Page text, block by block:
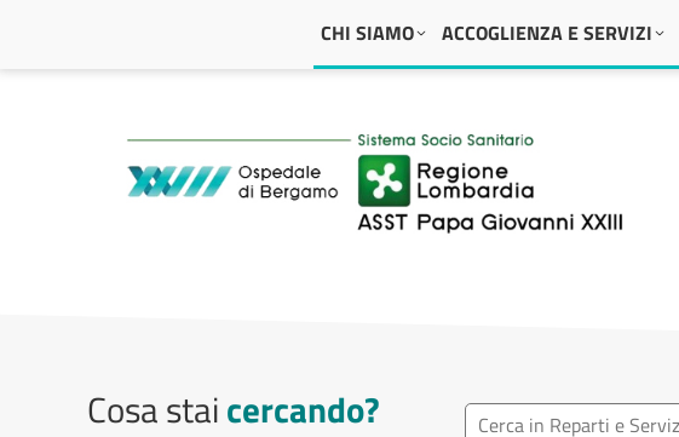
Navigazione principaleCHI SIAMO ACCOGLIENZA E SERVIZI
ASST Papa Giovanni XXIII
Cosa staicercando? Ricerca reparto